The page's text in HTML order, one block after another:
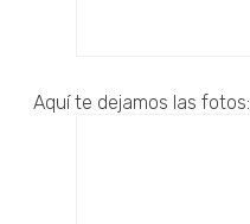
Aquí te dejamos las fotos: